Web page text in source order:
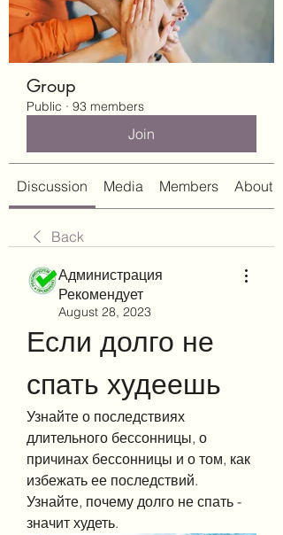
Group
Public · 93 members
Join
Discussion Media Members About
Back
Администрация
Рекомендует
August 28, 2023
Если долго не
спать худеешь
Узнайте о последствиях
длительного бессонницы, о
причинах бессонницы и о том, как
избежать ее последствий.
Узнайте, почему долго не спать -
значит худеть.